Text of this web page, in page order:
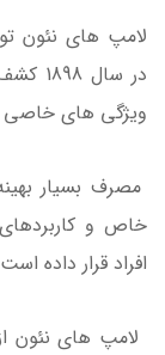
در سال 1898 کشف شد.این نوع
ویژگی های خاصی
مصرف بسیار
خاص و کاربردهای
افراد قرار داده
لامپ های نئون